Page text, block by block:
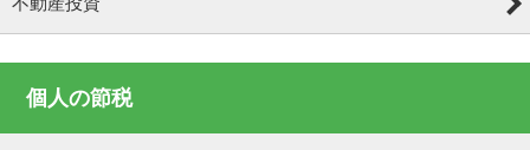
個人の節税